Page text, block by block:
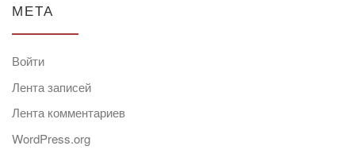
МЕТА
Войти
Лента записей
Лента комментариев
WordPress.org